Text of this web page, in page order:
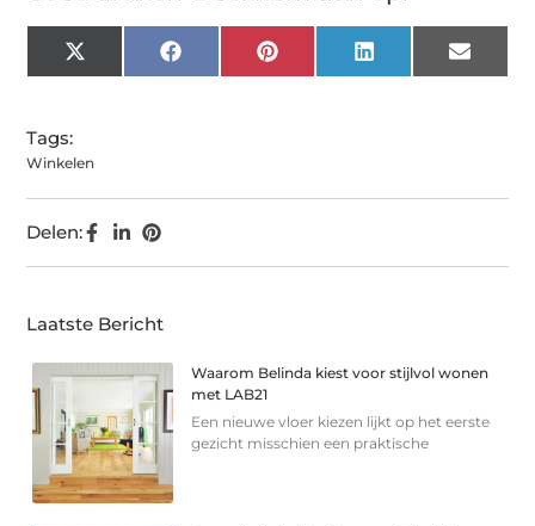
X
(Twitter)
FacebookPinterest LinkedIn Email
Tags:
Winkelen
Delen:
Laatste Bericht
Waarom Belinda kiest voor stijlvol wonen
met LAB21
Een nieuwe vloer kiezen lijkt op het eerste
gezicht misschien een praktische